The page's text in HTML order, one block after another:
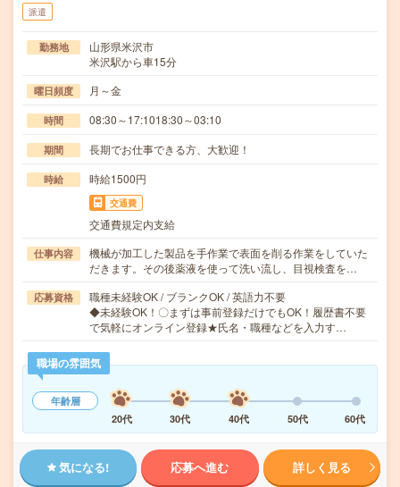
派遣
勤務地
山形県米沢市
米沢駅から車15分
曜日頻度 月～金
時間 08:30～17:1018:30～03:10
期間 長期でお仕事できる方、大歓迎！
時給 時給1500円
交通費
交通費規定内支給
仕事内容
機械が加工した製品を手作業で表面を削る作業をしていた
だきます。その後薬液を使って洗い流し、目視検査を…
応募資格
職種未経験OK / ブランクOK / 英語力不要
◆未経験OK！〇まずは事前登録だけでもOK！履歴書不要
で気軽にオンライン登録★氏名・職種などを入力す…
職場の雰囲気
年齢層
20代
30代 40代 50代 60代
気になる! 応募へ進む 詳しく見る